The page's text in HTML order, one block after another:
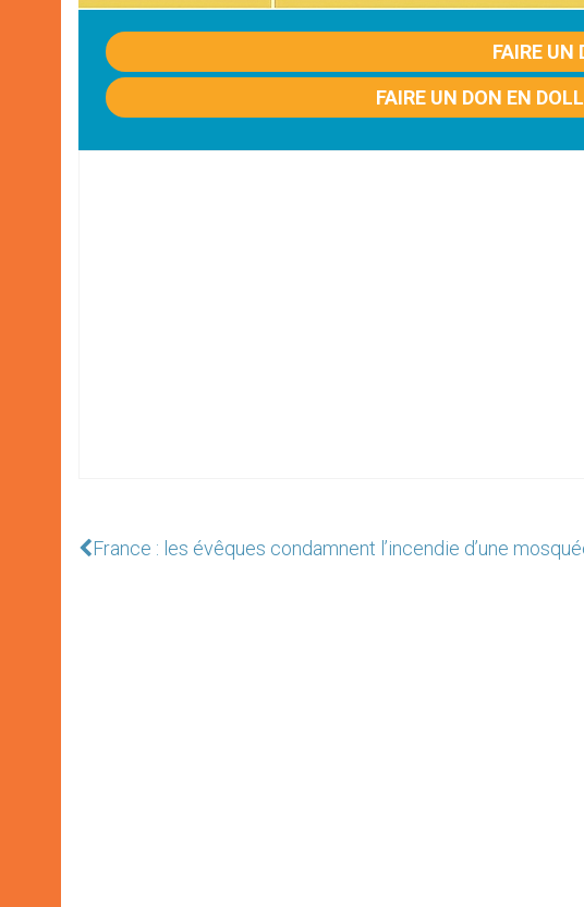
FAIRE UN
FAIRE UN DON EN
France : les évêques condamnent l’incendie d’une